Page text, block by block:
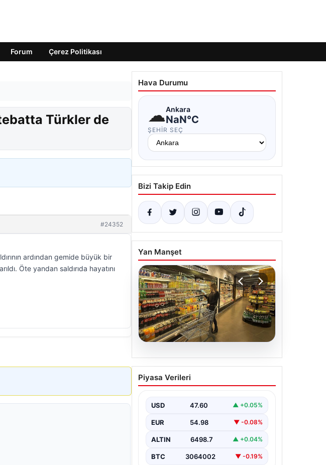
Forum Çerez Politikası
Türkler de
#24352
ardından gemide büyük bir
Öte yandan saldırıda hayatını
Hava Durumu
☁Ankara
NaN°C
ŞEHIR SEÇ
Bizi Takip Edin
Yan Manşet
Enflasyon verileri ne
zaman açıklanacak? 2026
verileri
Piyasa Verileri
USD 47.60 ▲ +0.05%
EUR 54.98 ▼ -0.08%
ALTIN 6498.7 ▲ +0.04%
BTC 3064002 ▼ -0.19%